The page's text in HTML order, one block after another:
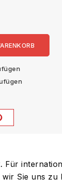
Für
Sie uns zu